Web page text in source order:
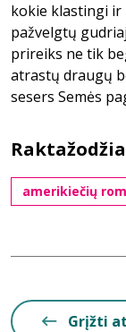
kokie klastingi ir
pažvelgtų
prireiks ne tik
atrastų draugų
sesers Semės
amerikiečių
Grįžti